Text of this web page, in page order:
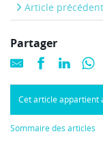
Article précédent
Partager
Cet article appartient
Sommaire des articles